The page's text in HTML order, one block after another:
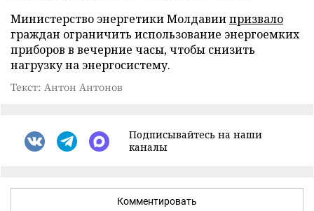
Министерство энергетики Молдавиипризвало
граждан ограничить использование энергоемких
приборов в вечерние часы, чтобы снизить
нагрузку на энергосистему.
Текст: Антон Антонов
Подписывайтесь на наши
каналы
Комментировать